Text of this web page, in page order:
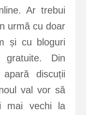
Ar trebui
urmă cu doar
și cu bloguri
gratuite. Din
discuții
val vor să
mai vechi la